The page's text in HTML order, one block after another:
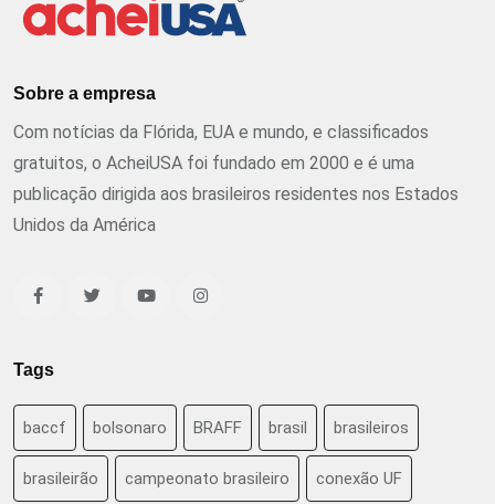
Sobre a empresa
Com notícias da Flórida, EUA e mundo, e classificados
gratuitos, o AcheiUSA foi fundado em 2000 e é uma
publicação dirigida aos brasileiros residentes nos Estados
Unidos da América
Tags
baccf bolsonaro BRAFF brasil brasileiros
brasileirão campeonato brasileiro conexão UF